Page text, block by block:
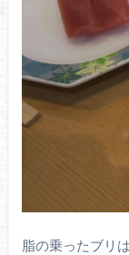
脂の乗ったブリ